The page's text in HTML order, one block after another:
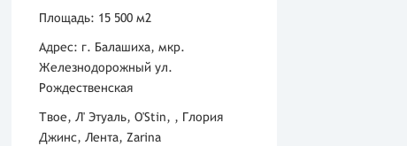
Площадь: 15 500 м2
Адрес: г. Балашиха, мкр.
Железнодорожный ул.
Рождественская
Твое, Л' Этуаль, O'Stin, , Глория
Джинс, Лента, Zarina